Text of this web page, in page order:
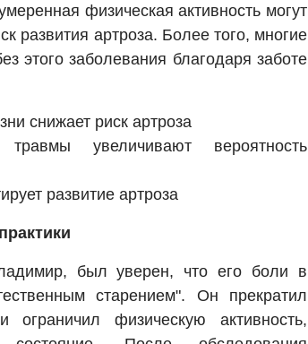
физическая активность могут
развития артроза. Более того, многие
этого заболевания благодаря заботе
снижает риск артроза
увеличивают вероятность
развитие артроза
был уверен, что его боли в
старением". Он прекратил
ограничил физическую активность,